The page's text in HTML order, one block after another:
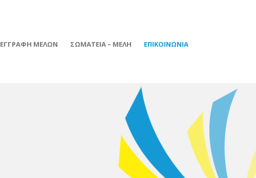
ΕΓΓΡΑΦΗ ΜΕΛΩΝ ΣΩΜΑΤΕΙΑ – ΜΕΛΗ ΕΠΙΚΟΙΝΩΝΙΑ